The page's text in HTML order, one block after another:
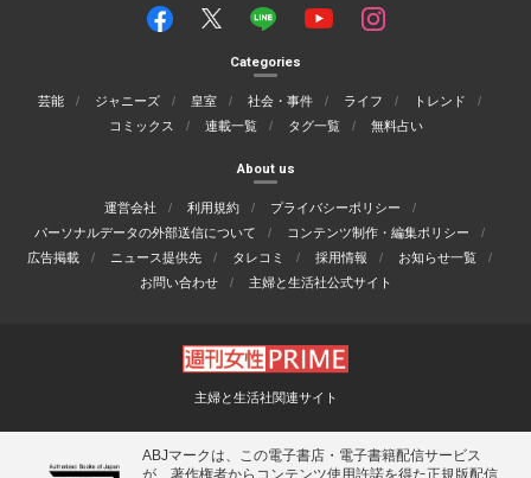
Categories
芸能 ジャニーズ 皇室 社会・事件 ライフ
トレンド
コミックス
連載一覧 タグ一覧 無料占い
About us
運営会社 利用規約
プライバシーポリシー
パーソナルデータの外部送信について
コンテンツ制作・編集ポリシー
広告掲載
ニュース提供先 タレコミ 採用情報
お知らせ一覧
お問い合わせ
主婦と生活社公式サイト
主婦と生活社関連サイト
ABJマークは、この電子書店・電子書籍配信サービス